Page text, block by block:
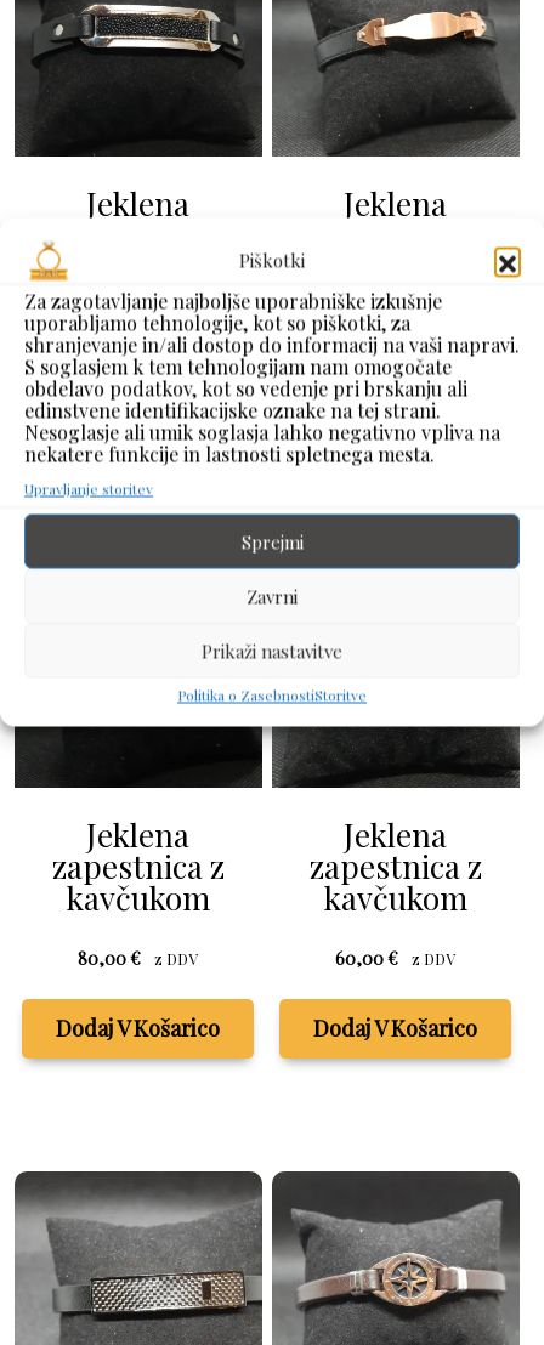
Piškotki
Za zagotavljanje najboljše uporabniške izkušnje
uporabljamo tehnologije, kot so piškotki, za
shranjevanje in/ali dostop do informacij na vaši napravi.
S soglasjem k tem tehnologijam nam omogočate
obdelavo podatkov, kot so vedenje pri brskanju ali
edinstvene identifikacijske oznake na tej strani.
Nesoglasje ali umik soglasja lahko negativno vpliva na
nekatere funkcije in lastnosti spletnega mesta.
Upravljanje storitev
Sprejmi
Zavrni
Prikaži nastavitve
Politika o ZasebnostiStoritve
Jeklena
zapestnica z
kavčukom
80,00€ z DDV
Dodaj V Košarico
Jeklena
80,00 €
Dodaj V Košarico
Jeklena
zapestnica z
kavčukom
80,00€ z DDV
Dodaj V Košarico
Jeklena
zapestnica z
kavčukom
60,00€ z DDV
Dodaj V Košarico